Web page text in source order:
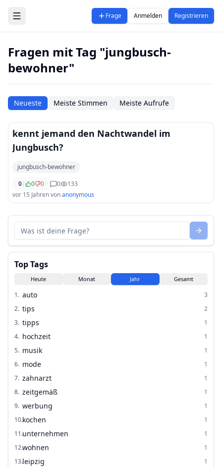
Zum Hauptinhalt springen
Frage Anmelden Registrieren
Fragen mit Tag "jungbusch-
bewohner"
Neueste Meiste Stimmen Meiste Aufrufe
kennt jemand den Nachtwandel im
Jungbusch?
jungbusch-bewohner
0| 0 0 0
133
vor 15 Jahrenvonanonymous
Top Tags
Heute Monat Jahr Gesamt
1. auto
3
2. tips
2
3. tipps
1
4. hochzeit
1
5. musik
1
6. mode
1
7. zahnarzt
1
8. zeitgemäß
1
9. werbung
1
10.kochen
1
11.unternehmen
1
12.wohnen
1
13.leipzig
1